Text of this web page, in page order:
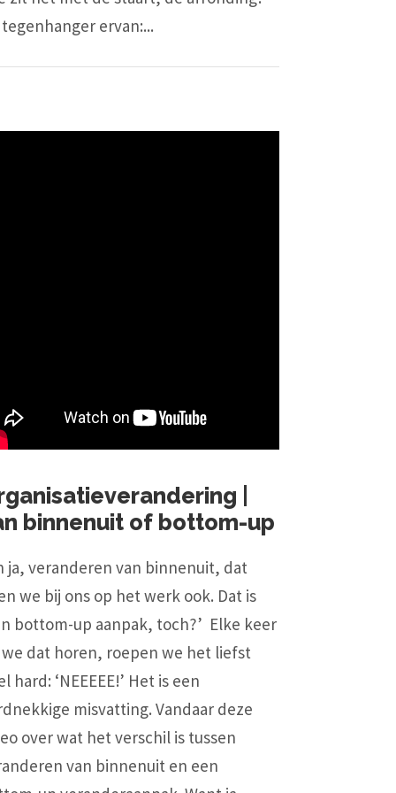
tegenhanger ervan:...
|
binnenuit of bottom-up
ja, veranderen van binnenuit, dat
we bij ons op het werk ook. Dat is
bottom-up aanpak, toch?’ Elke keer
we dat horen, roepen we het liefst
hard: ‘NEEEEE!’ Het is een
misvatting. Vandaar deze
over wat het verschil is tussen
van binnenuit en een